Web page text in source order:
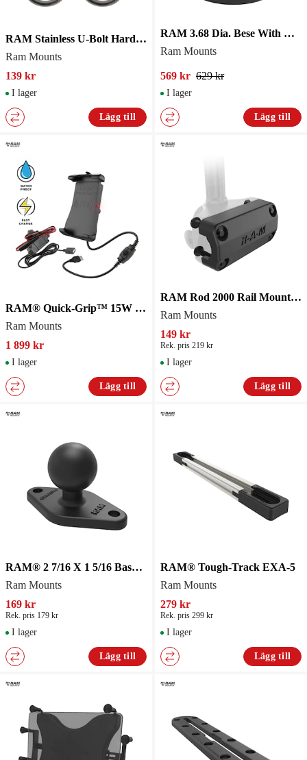
RAM Stainless U-Bolt Hardware Pack 1 1/4"
Ram Mounts
139 kr
I lager
Lägg till
RAM 3.68 Dia. Bese With Ball
Ram Mounts
569 kr 629 kr
I lager
Lägg till
RAM® Quick-Grip™ 15W Waterproof Wireless Charging Holder with Charger
Ram Mounts
1 899 kr
I lager
Lägg till
RAM Rod 2000 Rail Mount Adapter Kit RAM-114RM
Ram Mounts
149 kr
Rek. pris 219 kr
I lager
Lägg till
RAM® 2 7/16 X 1 5/16 Base With Ball
Ram Mounts
169 kr
Rek. pris 179 kr
I lager
Lägg till
RAM® Tough-Track EXA-5
Ram Mounts
279 kr
Rek. pris 299 kr
I lager
Lägg till